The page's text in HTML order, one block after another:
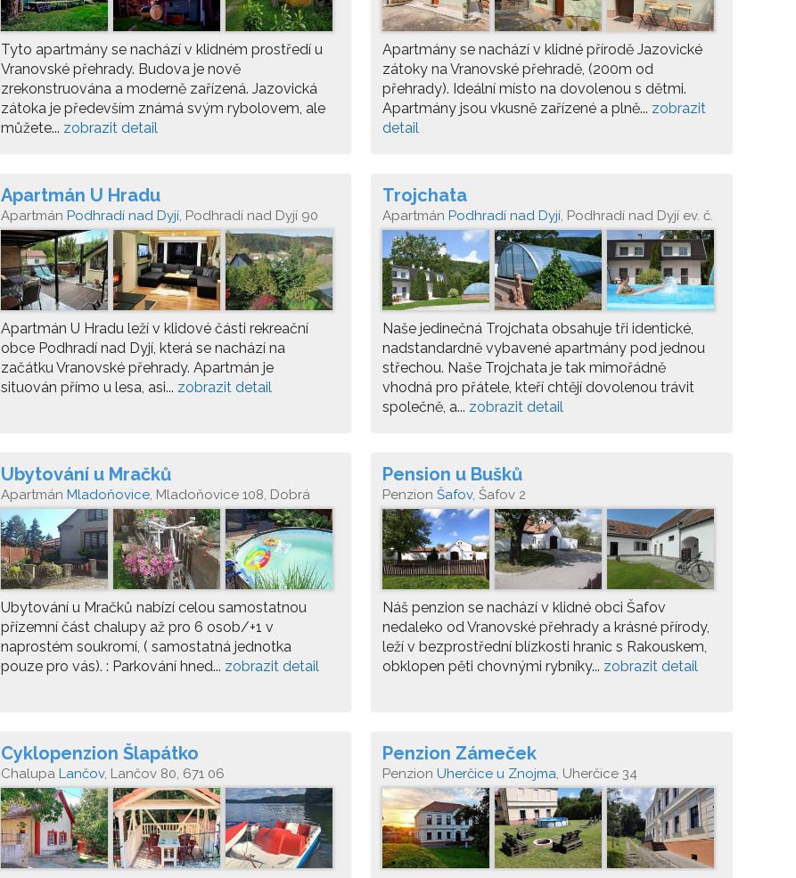
Tyto apartmány se nachází v klidném prostředí u
Vranovské přehrady. Budova je nově
zrekonstruována a moderně zařízená. Jazovická
zátoka je především známá svým rybolovem, ale
můžete... zobrazit detail
Apartmány se nachází v klidné přírodě Jazovické
zátoky na Vranovské přehradě, (200m od
přehrady). Ideální místo na dovolenou s dětmi.
Apartmány jsou vkusně zařízené a plně... zobrazit
detail
Apartmán U Hradu
Apartmán Podhradí nad Dyjí, Podhradí nad Dyjí 90
Apartmán U Hradu leží v klidové části rekreační
obce Podhradí nad Dyjí, která se nachází na
začátku Vranovské přehrady. Apartmán je
situován přímo u lesa, asi... zobrazit detail
Trojchata
Apartmán Podhradí nad Dyjí, Podhradí nad Dyjí ev. č.
61–63, pošta Šafov
Naše jedinečná Trojchata obsahuje tři identické,
nadstandardně vybavené apartmány pod jednou
střechou. Naše Trojchata je tak mimořádně
vhodná pro přátele, kteří chtějí dovolenou trávit
společně, a... zobrazit detail
Ubytování u Mračků
Apartmán Mladoňovice, Mladoňovice 108, Dobrá
voda, 67532
Ubytování u Mračků nabízí celou samostatnou
přízemní část chalupy až pro 6 osob/+1 v
naprostém soukromí, ( samostatná jednotka
pouze pro vás). : Parkování hned... zobrazit detail
Pension u Bušků
Penzion Šafov, Šafov 2
Náš penzion se nachází v klidné obci Šafov
nedaleko od Vranovské přehrady a krásné přírody,
leží v bezprostřední blízkosti hranic s Rakouskem,
obklopen pěti chovnými rybníky... zobrazit detail
Cyklopenzion Šlapátko
Chalupa Lančov, Lančov 80, 671 06
Penzion Zámeček
Penzion Uherčice u Znojma, Uherčice 34